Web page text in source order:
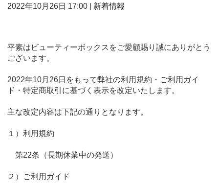
2022年10月26日 17:00 | 新着情報
平素はビューティーボックスをご愛顧賜り誠にありがとう
ございます。
2022年10月26日をもって弊社の利用規約・ご利用ガイ
ド・特定商取引に基づく表示を改定いたします。
主な改定内容は下記の通りとなります。
１）利用規約
第22条（長期休業中の発送）
２）ご利用ガイド